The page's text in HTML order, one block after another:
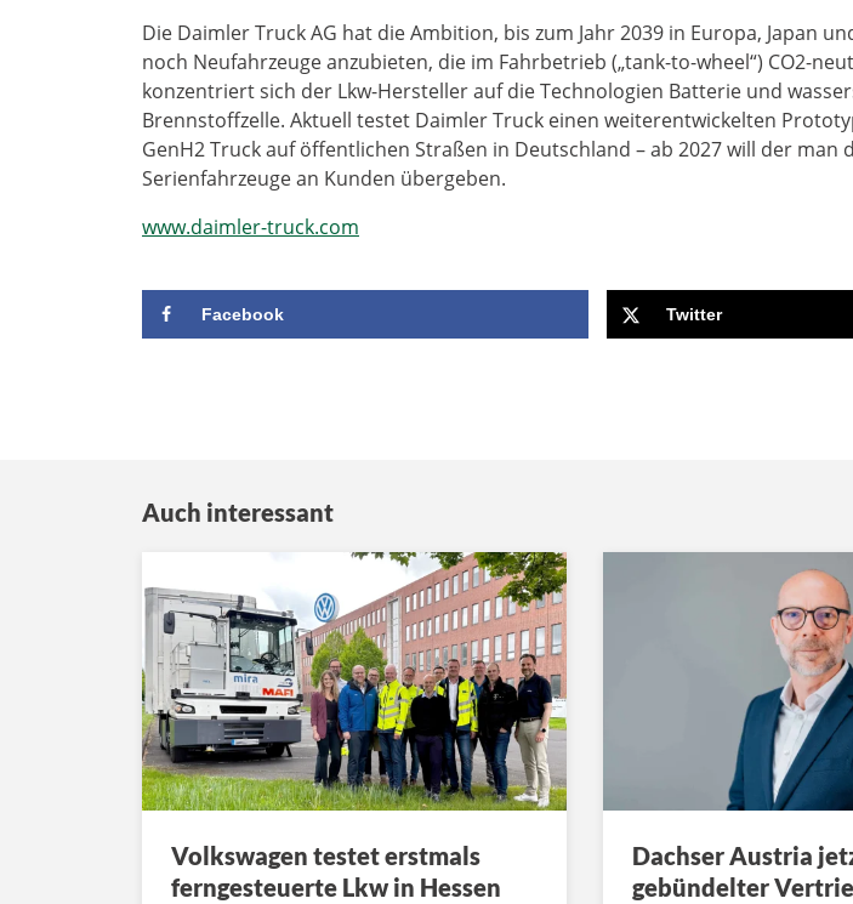
Die Daimler Truck AG hat die Ambition, bis zum Jahr 2039 in Europa, Japan
noch Neufahrzeuge anzubieten, die im Fahrbetrieb („tank-to-wheel“) CO2-
konzentriert sich der Lkw-Hersteller auf die Technologien Batterie und
Brennstoffzelle. Aktuell testet Daimler Truck einen weiterentwickelten
GenH2 Truck auf öffentlichen Straßen in Deutschland – ab 2027 will der man
Serienfahrzeuge an Kunden übergeben.
www.daimler-truck.com
Facebook Twitter
Auch interessant
Volkswagen testet erstmals
ferngesteuerte Lkw in Hessen
Dachser Austria
gebündelter